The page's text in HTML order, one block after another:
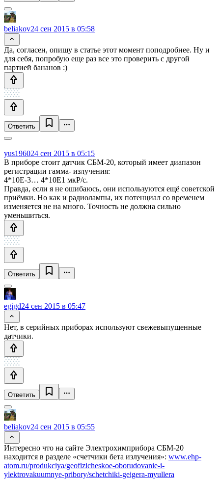
beliakov24 сен 2015 в 05:58
Да, согласен, опишу в статье этот момент поподробнее. Ну и
для себя, попробую еще раз все это проверить с другой
партией бананов :)
Ответить
yus196024 сен 2015 в 05:15
В приборе стоит датчик СБМ-20, который имеет диапазон
регистрации гамма- излучения:
4*10E-3… 4*10E1 мкР/с.
Правда, если я не ошибаюсь, они используются ещё советской
приёмки. Но как и радиолампы, их потенциал со временем
изменяется не на много. Точность не должна сильно
уменьшиться.
Ответить
egigd24 сен 2015 в 05:47
Нет, в серийных приборах используют свежевыпущенные
датчики.
Ответить
beliakov24 сен 2015 в 05:55
Интересно что на сайте Электрохимприбора СБМ-20
находится в разделе «счетчики бета излучения»: www.ehp-
atom.ru/produkciya/geofizicheskoe-oborudovanie-i-
ylektrovakuumnye-pribory/schetchiki-geigera-myullera